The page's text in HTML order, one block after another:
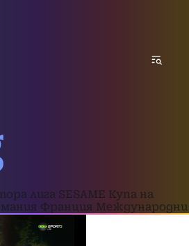
лига SESAME Купа на
Франция Международни